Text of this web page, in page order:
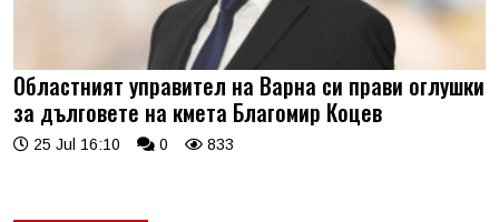
Областният управител на Варна си прави оглушки
за дълговете на кмета Благомир Коцев
25 Jul 16:10 0 833